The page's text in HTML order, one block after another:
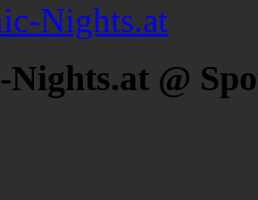
Nights.at
Nights.at @